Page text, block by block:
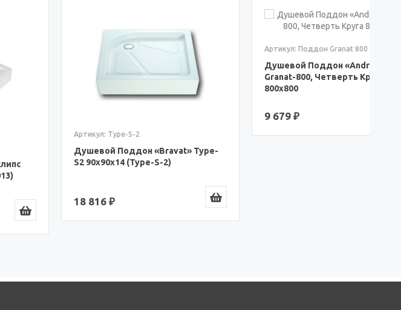
Артикул: Type-S-2
Душевой Поддон «Bravat» Type-
S2 90x90x14 (Type-S-2)
18 816 ₽
Душевой Поддон «Andrea»
Granat-800, Четверть Круга